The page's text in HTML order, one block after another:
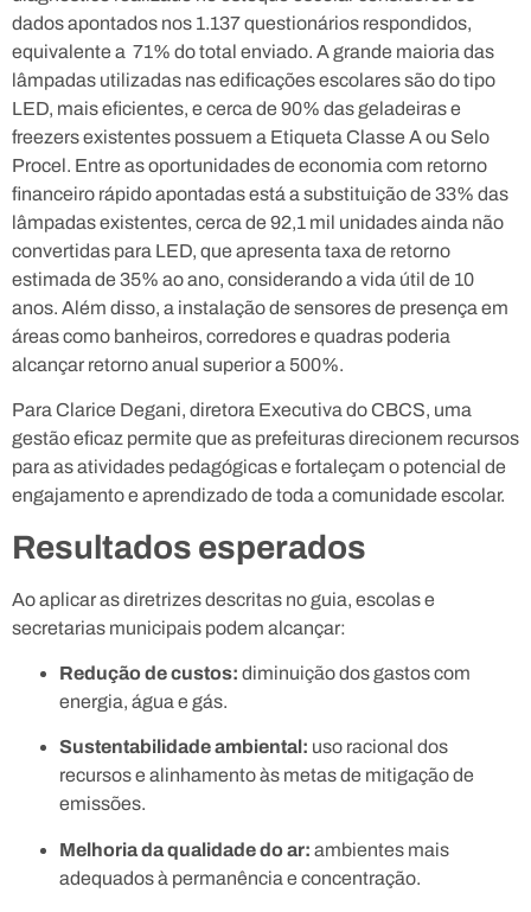
dados apontados nos 1.137 questionários respondidos,
equivalente a 71% do total enviado. A grande maioria das
lâmpadas utilizadas nas edificações escolares são do tipo
LED, mais eficientes, e cerca de 90% das geladeiras e
freezers existentes possuem a Etiqueta Classe A ou Selo
Procel. Entre as oportunidades de economia com retorno
financeiro rápido apontadas está a substituição de 33% das
lâmpadas existentes, cerca de 92,1 mil unidades ainda não
convertidas para LED, que apresenta taxa de retorno
estimada de 35% ao ano, considerando a vida útil de 10
anos. Além disso, a instalação de sensores de presença em
áreas como banheiros, corredores e quadras poderia
alcançar retorno anual superior a 500%.
Para Clarice Degani, diretora Executiva do CBCS, uma
gestão eficaz permite que as prefeituras direcionem recursos
para as atividades pedagógicas e fortaleçam o potencial de
engajamento e aprendizado de toda a comunidade escolar.
Resultados esperados
Ao aplicar as diretrizes descritas no guia, escolas e
secretarias municipais podem alcançar:
Redução de custos: diminuição dos gastos com
energia, água e gás.
Sustentabilidade ambiental: uso racional dos
recursos e alinhamento às metas de mitigação de
emissões.
Melhoria da qualidade do ar: ambientes mais
adequados à permanência e concentração.